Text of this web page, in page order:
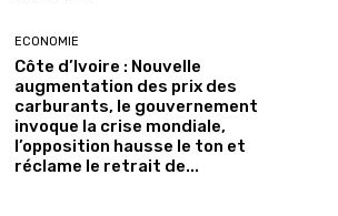
ECONOMIE
Côte d’Ivoire : Nouvelle
augmentation des prix des
carburants, le gouvernement
invoque la crise mondiale,
l’opposition hausse le ton et
réclame le retrait de...